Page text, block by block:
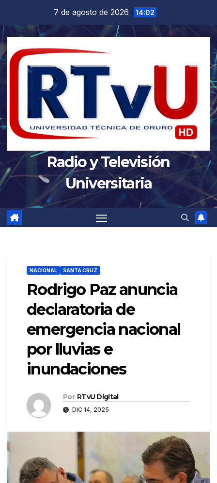
contenido
7 de agosto de 2026 14:02
Radio y Televisión
Universitaria
NACIONAL SANTA CRUZ
Rodrigo Paz anuncia
declaratoria de
emergencia nacional
por lluvias e
inundaciones
Por RTvU Digital
DIC 14, 2025